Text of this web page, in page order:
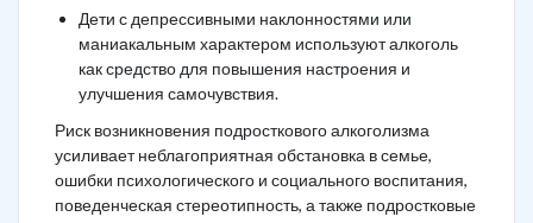
Дети с депрессивными наклонностями или
маниакальным характером используют алкоголь
как средство для повышения настроения и
улучшения самочувствия.
Риск возникновения подросткового алкоголизма
усиливает неблагоприятная обстановка в семье,
ошибки психологического и социального воспитания,
поведенческая стереотипность, а также подростковые